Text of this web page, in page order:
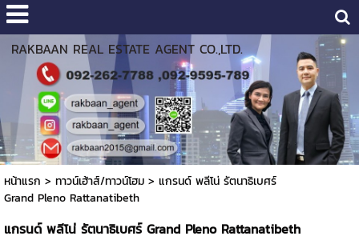
RAKBAAN REAL ESTATE AGENT CO.,LTD.
หน้าแรก > ทาวน์เฮ้าส์/ทาวน์โฮม> แกรนด์ พลีโน่ รัตนาธิเบศร์
Grand Pleno Rattanatibeth
แกรนด์ พลีโน่ รัตนาธิเบศร์ Grand Pleno Rattanatibeth